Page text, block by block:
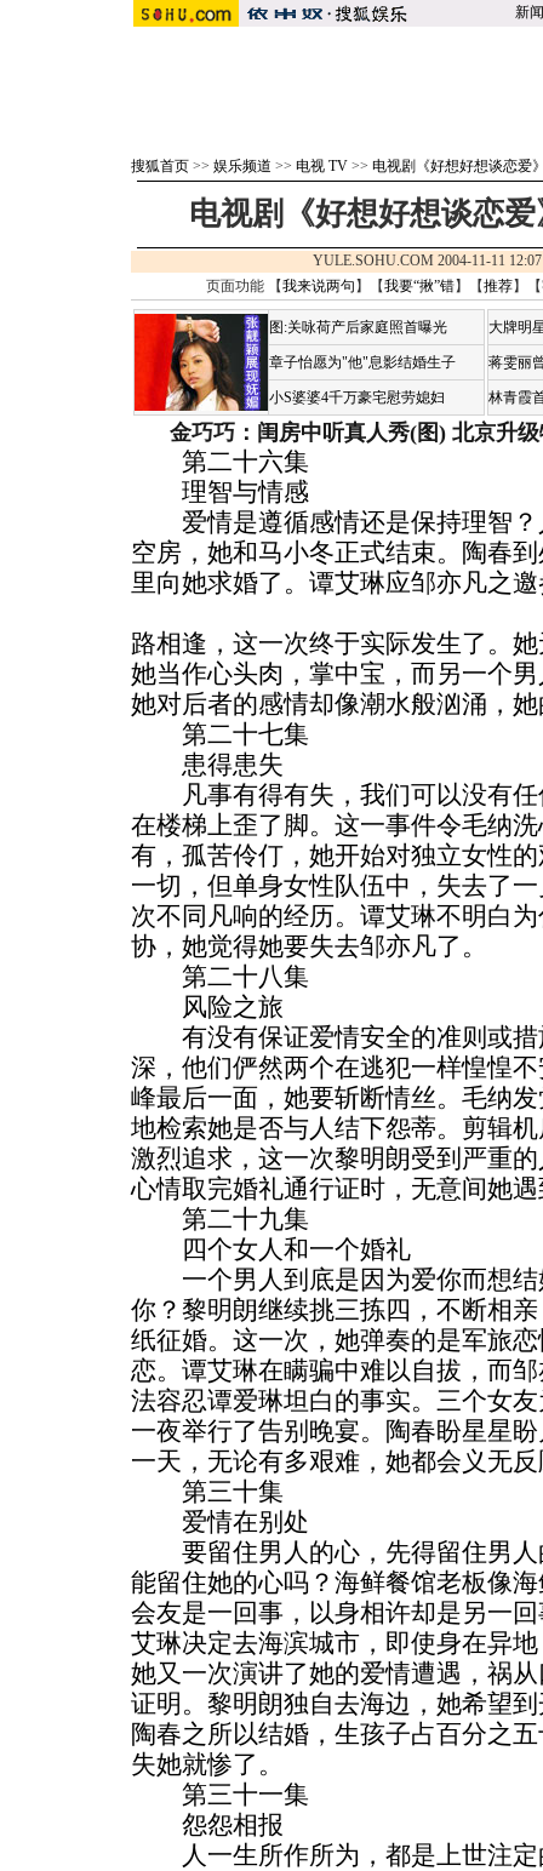
新闻
搜狐首页 >> 娱乐频道 >> 电视 TV >> 电视剧《好想好想谈恋爱
电视剧《好想好想谈恋
YULE.SOHU.COM 2004-11-11
页面功能 【我来说两句 】【我要“揪”错】【推荐】
图:关咏荷产后家庭照首曝光
章子怡愿为"他"息影结婚生子
小S婆婆4千万豪宅慰劳媳妇
大牌明
蒋雯丽
林青霞
金巧巧：闺房中听真人秀(图) 北京升
第二十六集
理智与情感
爱情是遵循感情还是保持理智？
空房，她和马小冬正式结束。陶春
里向她求婚了。谭艾琳应邹亦凡之
路相逢，这一次终于实际发生了。
她当作心头肉，掌中宝，而另一个
她对后者的感情却像潮水般汹涌，
第二十七集
患得患失
凡事有得有失，我们可以没有任
在楼梯上歪了脚。这一事件令毛纳
有，孤苦伶仃，她开始对独立女性
一切，但单身女性队伍中，失去了
次不同凡响的经历。谭艾琳不明白
协，她觉得她要失去邹亦凡了。
第二十八集
风险之旅
有没有保证爱情安全的准则或措
深，他们俨然两个在逃犯一样惶惶
峰最后一面，她要斩断情丝。毛纳
地检索她是否与人结下怨蒂。剪辑
激烈追求，这一次黎明朗受到严重
心情取完婚礼通行证时，无意间她
第二十九集
四个女人和一个婚礼
一个男人到底是因为爱你而想结
你？黎明朗继续挑三拣四，不断相
纸征婚。这一次，她弹奏的是军旅
恋。谭艾琳在瞒骗中难以自拔，而
法容忍谭爱琳坦白的事实。三个女
一夜举行了告别晚宴。陶春盼星星
一天，无论有多艰难，她都会义无
第三十集
爱情在别处
要留住男人的心，先得留住男人
能留住她的心吗？海鲜餐馆老板像
会友是一回事，以身相许却是另一
艾琳决定去海滨城市，即使身在异
她又一次演讲了她的爱情遭遇，祸
证明。黎明朗独自去海边，她希望
陶春之所以结婚，生孩子占百分之
失她就惨了。
第三十一集
怨怨相报
人一生所作所为，都是上世注定